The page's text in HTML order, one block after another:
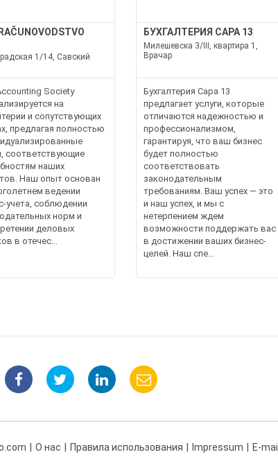
1/14, Савский
Society
на
и сопутствующих
предлагая полностью
соответствующие
наших
Наш опыт основан
ведении
учета, соблюдении
норм и
деловых
в отечес...
БУХГАЛТЕРИЯ САРА 13
Милешевска 3/III, квартира 1,
Врачар
Бухгалтерия Сара 13
предлагает услуги, которые
отличаются надежностью и
профессионализмом,
гарантируя, что ваш бизнес
будет полностью
соответствовать
законодательным
требованиям. Ваш успех — это
и наш успех, и мы с
нетерпением ждем
возможности поддержать вас
в достижении ваших бизнес-
целей. Наш спе...
О нас Правила использования Impressum E-mail